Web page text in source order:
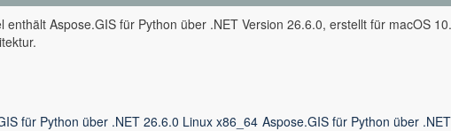
enthält Aspose.GIS für Python über .NET Version 26.6.0, erstellt für macOS
für Python über .NET 26.6.0 Linux x86_64 Aspose.GIS für Python über